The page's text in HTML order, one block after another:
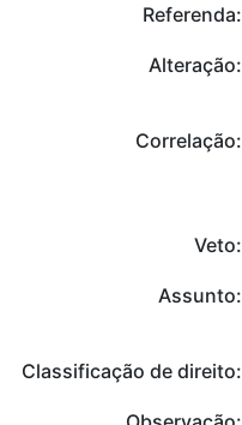
Referenda:
Alteração:
Correlação:
Veto:
Assunto:
Classificação de direito: